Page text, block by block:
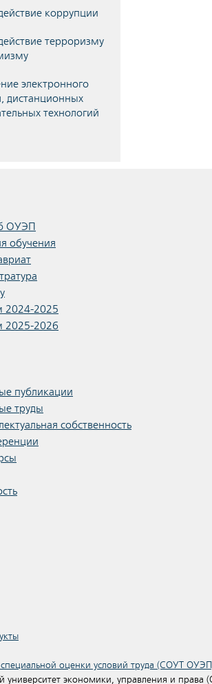
коррупции
терроризму
электронного
дистанционных
технологий
ОУЭП
обучения
2024-2025
2025-2026
публикации
труды
собственность
оценки условий труда (СОУТ
экономики, управления и права